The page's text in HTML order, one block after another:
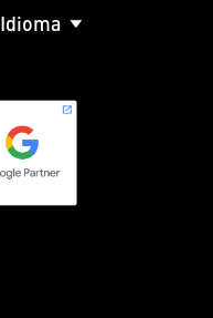
Idioma